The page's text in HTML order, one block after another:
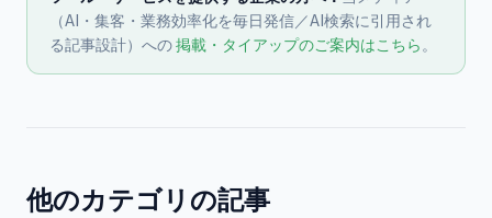
（AI・集客・業務効率化を毎日発信／AI検索に引用され
る記事設計）への掲載・タイアップのご案内はこちら。
他のカテゴリの記事